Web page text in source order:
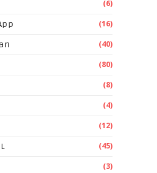
(6)
(16)
(40)
(80)
(8)
(4)
(12)
(45)
(3)